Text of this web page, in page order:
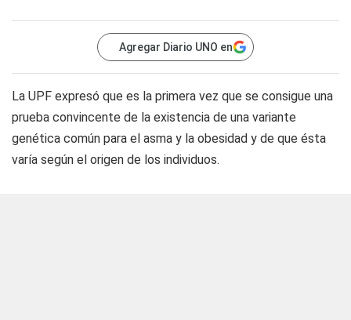
Agregar Diario UNO en
La UPF expresó que es la primera vez que se consigue una
prueba convincente de la existencia de una variante
genética común para el asma y la obesidad y de que ésta
varía según el origen de los individuos.